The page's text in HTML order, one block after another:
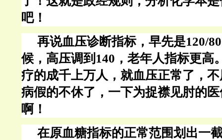
吧！
再说血压诊断指标，早先是120/
候，高压调到140，老年人指标更高
疗的成千上万人，就血压正常了，
病假的不休了，一下为捉襟见肘的
啊！
在原血糖指标的正常范围划出一